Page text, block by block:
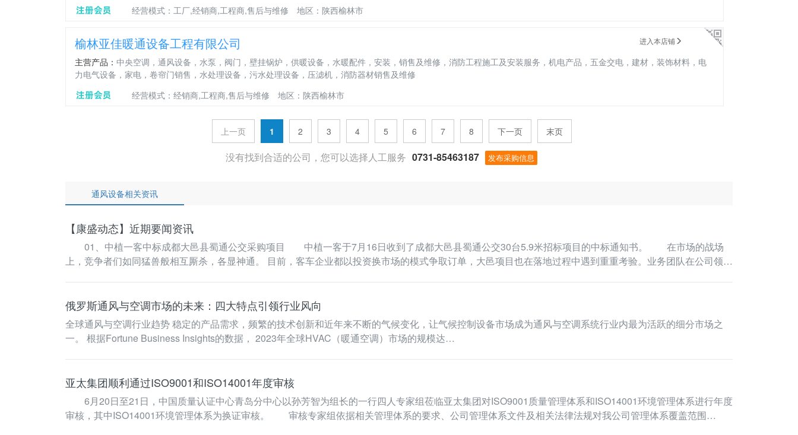
经营模式：工厂,经销商,工程商,售后与维修
地区：陕西榆林市
榆林亚佳暖通设备工程有限公司 进入本店铺
主营产品： 中央空调，通风设备，水泵，阀门，壁挂锅炉，供暖设备，水暖配件，安装，销售及维修，消防工程施工及安装服务，机电产品，五金交电，建材，装饰材料，电
力电气设备，家电，卷帘门销售，水处理设备，污水处理设备，压滤机，消防器材销售及维修
经营模式：经销商,工程商,售后与维修
地区：陕西榆林市
上一页 1 2 3 4 5 6 7 8 下一页 末页
没有找到合适的公司，您可以选择人工服务 0731-85463187 发布采购信息
通风设备相关资讯
【康盛动态】近期要闻资讯
01、中植一客中标成都大邑县蜀通公交采购项目 中植一客于7月16日收到了成都大邑县蜀通公交30台5.9米招标项目的中标通知书。 在市场的战场
上，竞争者们如同猛兽般相互厮杀，各显神通。 目前，客车企业都以投资换市场的模式争取订单，大邑项目也在落地过程中遇到重重考验。业务团队在公司领导
俄罗斯通风与空调市场的未来：四大特点引领行业风向
全球通风与空调行业趋势 稳定的产品需求，频繁的技术创新和近年来不断的气候变化，让气候控制设备市场成为通风与空调系统行业内最为活跃的细分市场之
一。 根据Fortune Business Insights的数据， 2023年全球HVAC（暖通空调）市场的规模达…
亚太集团顺利通过ISO9001和ISO14001年度审核
6月20日至21日，中国质量认证中心青岛分中心以孙芳智为组长的一行四人专家组莅临亚太集团对ISO9001质量管理体系和ISO14001环境管理体系进行年度
审核，其中ISO14001环境管理体系为换证审核。 审核专家组依据相关管理体系的要求、公司管理体系文件及相关法律法规对我公司管理体系覆盖范围…